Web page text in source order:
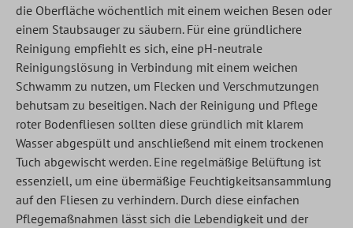
die Oberfläche wöchentlich mit einem weichen Besen oder
einem Staubsauger zu säubern. Für eine gründlichere
Reinigung empfiehlt es sich, eine pH-neutrale
Reinigungslösung in Verbindung mit einem weichen
Schwamm zu nutzen, um Flecken und Verschmutzungen
behutsam zu beseitigen. Nach der Reinigung und Pflege
roter Bodenfliesen sollten diese gründlich mit klarem
Wasser abgespült und anschließend mit einem trockenen
Tuch abgewischt werden. Eine regelmäßige Belüftung ist
essenziell, um eine übermäßige Feuchtigkeitsansammlung
auf den Fliesen zu verhindern. Durch diese einfachen
Pflegemaßnahmen lässt sich die Lebendigkeit und der